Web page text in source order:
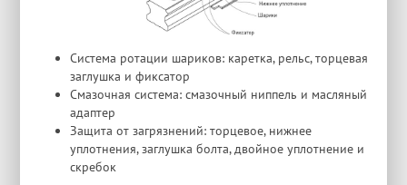
Система ротации шариков: каретка, рельс, торцевая
заглушка и фиксатор
Смазочная система: смазочный ниппель и масляный
адаптер
Защита от загрязнений: торцевое, нижнее
уплотнения, заглушка болта, двойное уплотнение и
скребок